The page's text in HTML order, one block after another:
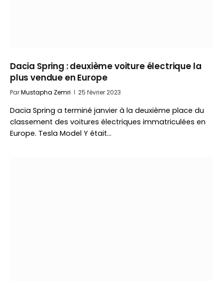
Dacia Spring : deuxième voiture électrique la
plus vendue en Europe
ParMustapha Zemri 25 février 2023
Dacia Spring a terminé janvier à la deuxième place du
classement des voitures électriques immatriculées en
Europe. Tesla Model Y était…